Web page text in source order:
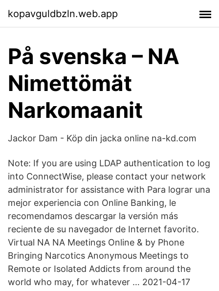
kopavguldbzln.web.app
På svenska – NA
Nimettömät
Narkomaanit
Jackor Dam - Köp din jacka online na-kd.com
Note: If you are using LDAP authentication to log
into ConnectWise, please contact your network
administrator for assistance with Para lograr una
mejor experiencia con Online Banking, le
recomendamos descargar la versión más
reciente de su navegador de Internet favorito.
Virtual NA NA Meetings Online & by Phone
Bringing Narcotics Anonymous Meetings to
Remote or Isolated Addicts from around the
world who may, for whatever … 2021-04-17